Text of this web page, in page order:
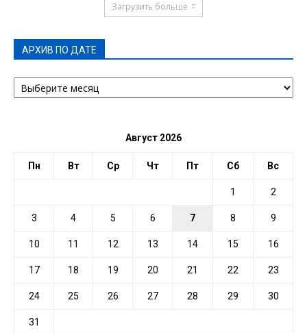
Загрузить больше
АРХИВ ПО ДАТЕ
АРХИВ
ПО
Август 2026
Пн Вт Ср Чт Пт Сб Вс
1 2
3 4 5 6 7 8 9
10 11 12 13 14 15 16
17 18 19 20 21 22 23
24 25 26 27 28 29 30
31